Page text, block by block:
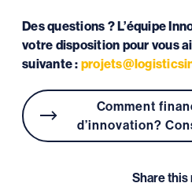
Des questions ? L’équipe
votre disposition pour vous
suivante :
Comment
d’innovation?
Share this